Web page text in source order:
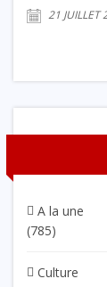
21 JUILLET
A la une
(785)
Culture